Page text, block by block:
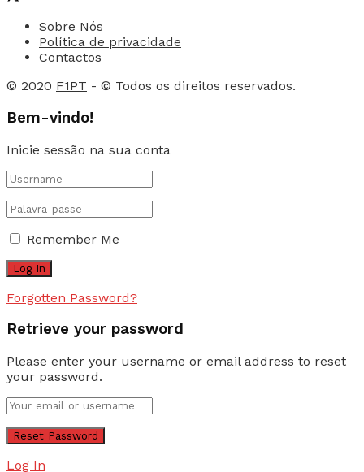
Sobre Nós
Política de privacidade
Contactos
© 2020 F1PT - © Todos os direitos reservados.
Bem-vindo!
Inicie sessão na sua conta
Remember Me
Forgotten Password?
Retrieve your password
Please enter your username or email address to reset
your password.
Log In